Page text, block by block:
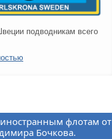
подводникам всего
флотам от
Бочкова.